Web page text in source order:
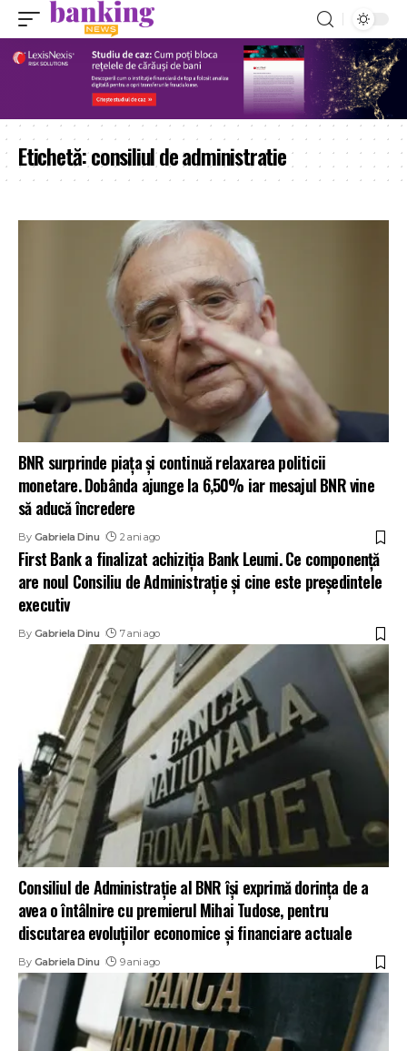
Etichetă:consiliul de administratie
BNR surprinde piața și continuă relaxarea politicii
monetare. Dobânda ajunge la 6,50% iar mesajul BNR vine
să aducă încredere
By Gabriela Dinu 2 ani ago
First Bank a finalizat achiziţia Bank Leumi. Ce componență
are noul Consiliu de Administraţie și cine este președintele
executiv
By Gabriela Dinu 7 ani ago
Consiliul de Administrație al BNR își exprimă dorința de a
avea o întâlnire cu premierul Mihai Tudose, pentru
discutarea evoluțiilor economice și financiare actuale
By Gabriela Dinu 9 ani ago